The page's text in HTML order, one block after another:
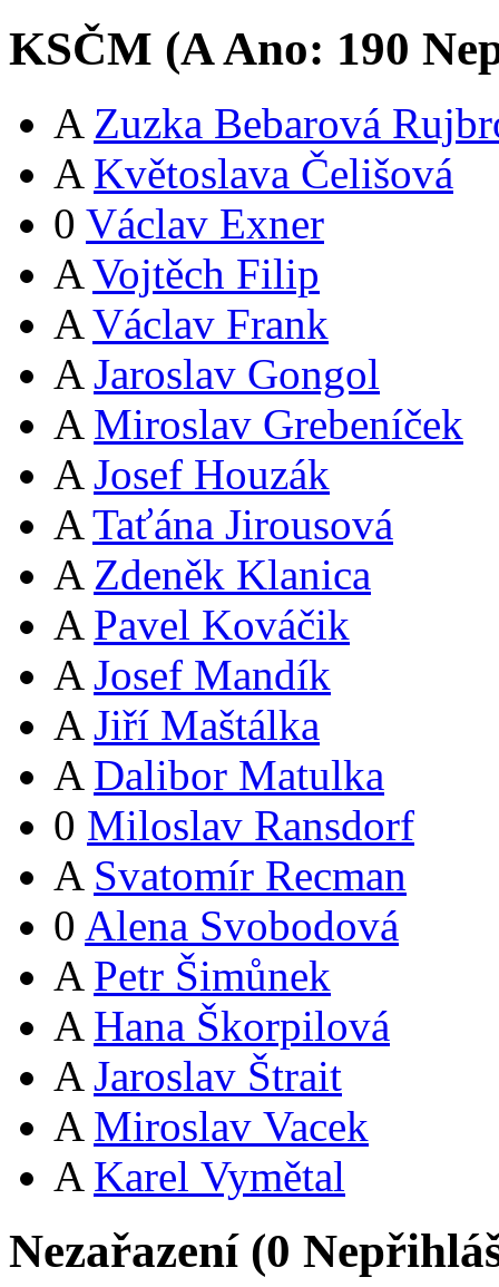
KSČM (AAno: 190
A Zuzka Bebarová
A Květoslava Čelišová
0 Václav Exner
A Vojtěch Filip
A Václav Frank
A Jaroslav Gongol
A Miroslav Grebeníček
A Josef Houzák
A Taťána Jirousová
A Zdeněk Klanica
A Pavel Kováčik
A Josef Mandík
A Jiří Maštálka
A Dalibor Matulka
0 Miloslav Ransdorf
A Svatomír Recman
0 Alena Svobodová
A Petr Šimůnek
A Hana Škorpilová
A Jaroslav Štrait
A Miroslav Vacek
A Karel Vymětal
Nezařazení (0